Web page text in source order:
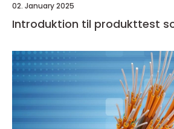
02. January 2025
Introduktion til produkttest